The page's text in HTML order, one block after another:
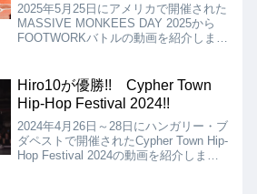
2025年5月25日にアメリカで開催された
MASSIVE MONKEES DAY 2025から
FOOTWORKバトルの動画を紹介しま
た!!
Hiro10が優勝!! Cypher Town
Hip-Hop Festival 2024!!
2024年4月26日～28日にハンガリー・ブ
ダペストで開催されたCypher Town Hip-
Hop Festival 2024の動画を紹介しま